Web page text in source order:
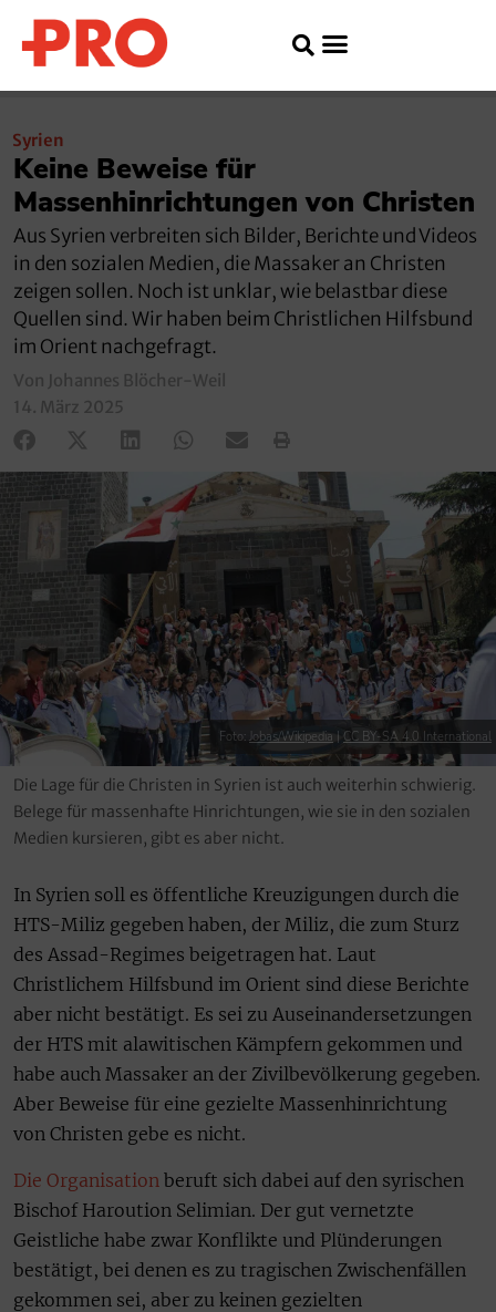
Syrien
Keine Beweise für
Massenhinrichtungen von Christen
Aus Syrien verbreiten sich Bilder, Berichte und Videos
in den sozialen Medien, die Massaker an Christen
zeigen sollen. Noch ist unklar, wie belastbar diese
Quellen sind. Wir haben beim Christlichen Hilfsbund
im Orient nachgefragt.
Von Johannes Blöcher-Weil
14. März 2025
Foto: Jobas/Wikipedia CC BY-SA 4.0 International
Die Lage für die Christen in Syrien ist auch weiterhin schwierig.
Belege für massenhafte Hinrichtungen, wie sie in den sozialen
Medien kursieren, gibt es aber nicht.
In Syrien soll es öffentliche Kreuzigungen durch die
HTS-Miliz gegeben haben, der Miliz, die zum Sturz
des Assad-Regimes beigetragen hat. Laut
Christlichem Hilfsbund im Orient sind diese Berichte
aber nicht bestätigt. Es sei zu Auseinandersetzungen
der HTS mit alawitischen Kämpfern gekommen und
habe auch Massaker an der Zivilbevölkerung gegeben.
Aber Beweise für eine gezielte Massenhinrichtung
von Christen gebe es nicht.
Die Organisation beruft sich dabei auf den syrischen
Bischof Haroution Selimian. Der gut vernetzte
Geistliche habe zwar Konflikte und Plünderungen
bestätigt, bei denen es zu tragischen Zwischenfällen
gekommen sei, aber zu keinen gezielten